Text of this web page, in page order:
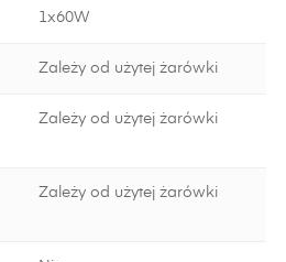
1x60W
Zależy od użytej żarówki
Zależy od użytej żarówki
Zależy od użytej żarówki